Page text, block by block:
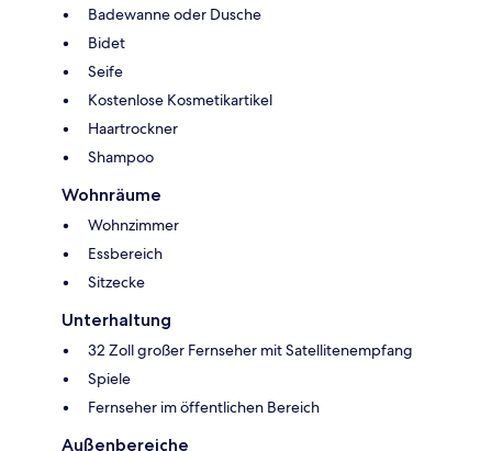
Badewanne oder Dusche
Bidet
Seife
Kostenlose Kosmetikartikel
Haartrockner
Shampoo
Wohnräume
Wohnzimmer
Essbereich
Sitzecke
Unterhaltung
32 Zoll großer Fernseher mit Satellitenempfang
Spiele
Fernseher im öffentlichen Bereich
Außenbereiche